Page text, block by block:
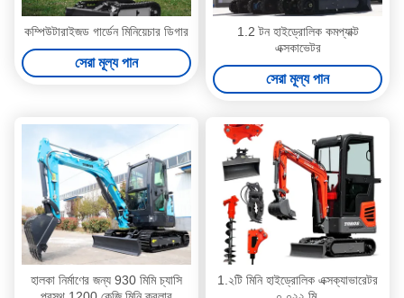
কম্পিউটারাইজড গার্ডেন মিনিয়েচার ডিগার
সেরা মূল্য পান
1.2 টন হাইড্রোলিক কমপ্যাক্ট
এক্সকাভেটর
সেরা মূল্য পান
হালকা নির্মাণের জন্য 930 মিমি চ্যাসি
1.২টি মিনি হাইড্রোলিক এক্সক্যাভারেটর